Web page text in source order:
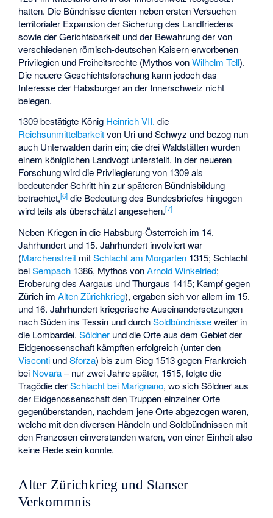
hatten. Die Bündnisse dienten neben ersten Versuchen
territorialer Expansion der Sicherung des Landfriedens
sowie der Gerichtsbarkeit und der Bewahrung der von
verschiedenen römisch-deutschen Kaisern erworbenen
Privilegien und Freiheitsrechte (Mythos vonWilhelm Tell).
Die neuere Geschichtsforschung kann jedoch das
Interesse der Habsburger an der Innerschweiz nicht
belegen.
1309 bestätigte König Heinrich VII. die
Reichsunmittelbarkeitvon Uri und Schwyz und bezog nun
auch Unterwalden darin ein; die drei Waldstätten wurden
einem königlichen Landvogt unterstellt. In der neueren
Forschung wird die Privilegierung von 1309 als
bedeutender Schritt hin zur späteren Bündnisbildung
betrachtet,[6] die Bedeutung des Bundesbriefes hingegen
wird teils als überschätzt angesehen.[7]
Neben Kriegen in die Habsburg-Österreich im 14.
Jahrhundert und 15. Jahrhundert involviert war
(Marchenstreit mitSchlacht am Morgarten 1315; Schlacht
beiSempach 1386, Mythos vonArnold Winkelried;
Eroberung des Aargaus und Thurgaus 1415; Kampf gegen
Zürich imAlten Zürichkrieg), ergaben sich vor allem im 15.
und 16. Jahrhundert kriegerische Auseinandersetzungen
nach Süden ins Tessin und durchSoldbündnisseweiter in
die Lombardei.Söldner und die Orte aus dem Gebiet der
Eidgenossenschaft kämpften erfolgreich (unter den
Visconti undSforza) bis zum Sieg 1513 gegen Frankreich
bei Novara– nur zwei Jahre später, 1515, folgte die
Tragödie derSchlacht bei Marignano, wo sich Söldner aus
der Eidgenossenschaft den Truppen einzelner Orte
gegenüberstanden, nachdem jene Orte abgezogen waren,
welche mit den diversen Händeln und Soldbündnissen mit
den Franzosen einverstanden waren, von einer Einheit also
keine Rede sein konnte.
Alter Zürichkrieg und Stanser
Verkommnis